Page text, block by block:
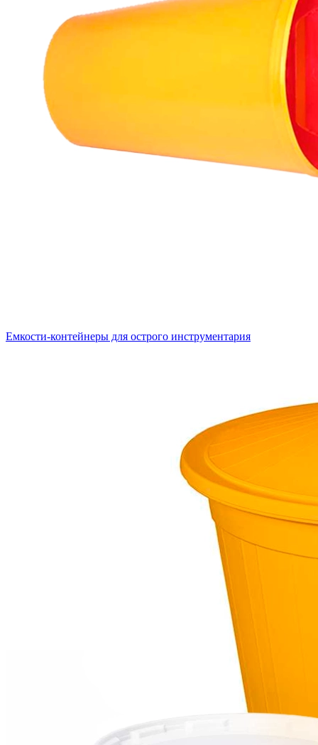
Емкости-контейнеры для острого инструментария